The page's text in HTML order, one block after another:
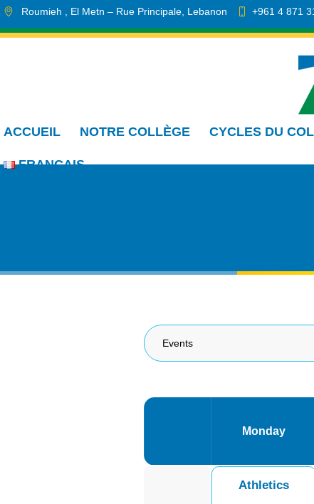
Roumieh , El Metn – Rue Principale Lebanon
+961 4 871
info.cmdr@sa.edu.lb
ACCUEIL NOTRE COLLÈGE CYCLES DU
FRANÇAIS
Monday
Athletics